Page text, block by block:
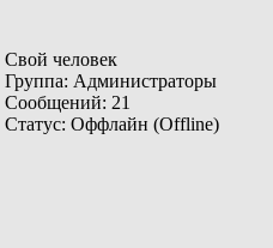
Свой человек
Группа: Администраторы
Сообщений: 21
Статус: Оффлайн (Offline)